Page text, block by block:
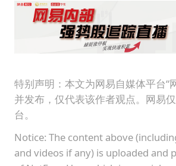
上海大部迎
《龙餐馆》
特别声明：本文为网易自媒体平台“
并发布，仅代表该作者观点。网易
台。
Notice: The content above
and videos if any) is uploaded and